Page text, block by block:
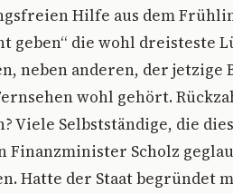
Hilfe aus dem
die wohl dreisteste
neben anderen, der jetzige
wohl gehört.
Viele Selbstständige, die
Finanzminister Scholz
Hatte der Staat begründet